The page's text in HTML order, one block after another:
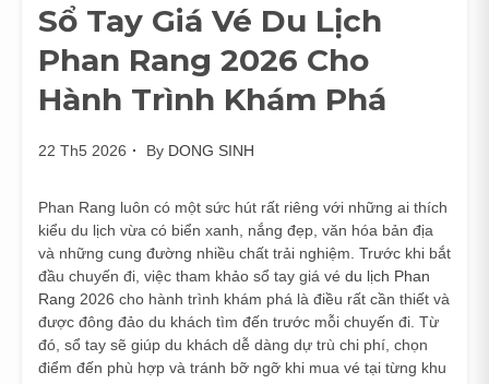
Sổ Tay Giá Vé Du Lịch
Phan Rang 2026 Cho
Hành Trình Khám Phá
22 Th5 2026 By DONG SINH
Phan Rang luôn có một sức hút rất riêng với những ai thích
kiểu du lịch vừa có biển xanh, nắng đẹp, văn hóa bản địa
và những cung đường nhiều chất trải nghiệm. Trước khi bắt
đầu chuyến đi, việc tham khảo sổ tay giá vé du lịch Phan
Rang 2026 cho hành trình khám phá là điều rất cần thiết và
được đông đảo du khách tìm đến trước mỗi chuyến đi. Từ
đó, sổ tay sẽ giúp du khách dễ dàng dự trù chi phí, chọn
điểm đến phù hợp và tránh bỡ ngỡ khi mua vé tại từng khu